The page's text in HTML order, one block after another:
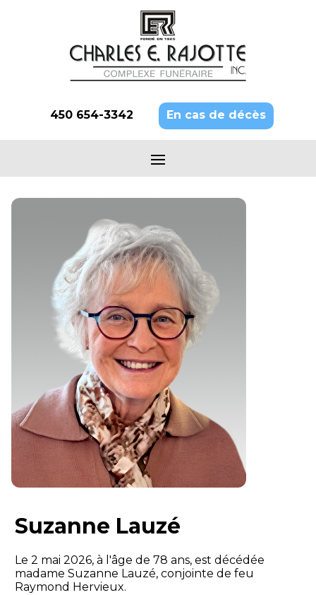
450 654-3342 En cas de décès
Suzanne Lauzé
Le 2 mai 2026, à l'âge de 78 ans, est décédée
madame Suzanne Lauzé, conjointe de feu
Raymond Hervieux.